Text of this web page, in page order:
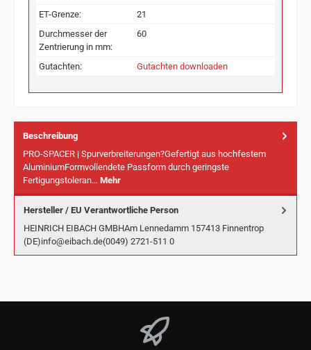
ET-Grenze:
21
Durchmesser der
Zentrierung in mm:
60
Gutachten: Gutachten downloaden
Beschreibung
PRO-SPACER | Spurverbreiterungen?Gefertigt aus hochfestem
AluminiumFormvollendete Passform durch geringste
Fertigungstoleran… Mehr
Hersteller / EU Verantwortliche Person
HEINRICH EIBACH GMBHAm Lennedamm 157413 Finnentrop
(DE)info@eibach.de(0049) 2721-511 0